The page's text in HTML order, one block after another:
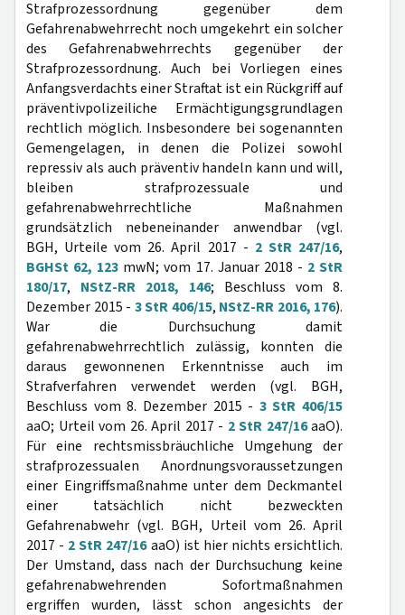
Strafprozessordnung gegenüber dem
Gefahrenabwehrrecht noch umgekehrt ein solcher
des Gefahrenabwehrrechts gegenüber der
Strafprozessordnung. Auch bei Vorliegen eines
Anfangsverdachts einer Straftat ist ein Rückgriff auf
präventivpolizeiliche Ermächtigungsgrundlagen
rechtlich möglich. Insbesondere bei sogenannten
Gemengelagen, in denen die Polizei sowohl
repressiv als auch präventiv handeln kann und will,
bleiben strafprozessuale und
gefahrenabwehrrechtliche Maßnahmen
grundsätzlich nebeneinander anwendbar (vgl.
BGH, Urteile vom 26. April 2017 - 2 StR 247/16,
BGHSt 62, 123 mwN; vom 17. Januar 2018 - 2 StR
180/17, NStZ-RR 2018, 146; Beschluss vom 8.
Dezember 2015 - 3 StR 406/15, NStZ-RR 2016, 176).
War die Durchsuchung damit
gefahrenabwehrrechtlich zulässig, konnten die
daraus gewonnenen Erkenntnisse auch im
Strafverfahren verwendet werden (vgl. BGH,
Beschluss vom 8. Dezember 2015 - 3 StR 406/15
aaO; Urteil vom 26. April 2017 - 2 StR 247/16aaO).
Für eine rechtsmissbräuchliche Umgehung der
strafprozessualen Anordnungsvoraussetzungen
einer Eingriffsmaßnahme unter dem Deckmantel
einer tatsächlich nicht bezweckten
Gefahrenabwehr (vgl. BGH, Urteil vom 26. April
2017 - 2 StR 247/16aaO) ist hier nichts ersichtlich.
Der Umstand, dass nach der Durchsuchung keine
gefahrenabwehrenden Sofortmaßnahmen
ergriffen wurden, lässt schon angesichts der